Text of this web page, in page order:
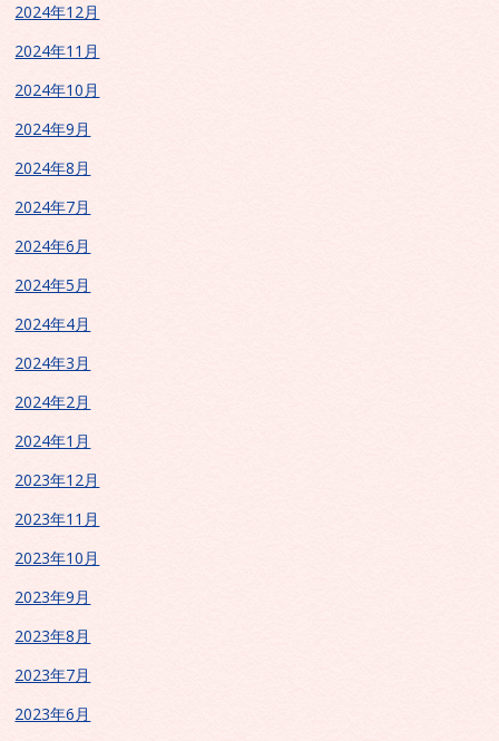
2024年12月
2024年11月
2024年10月
2024年9月
2024年8月
2024年7月
2024年6月
2024年5月
2024年4月
2024年3月
2024年2月
2024年1月
2023年12月
2023年11月
2023年10月
2023年9月
2023年8月
2023年7月
2023年6月